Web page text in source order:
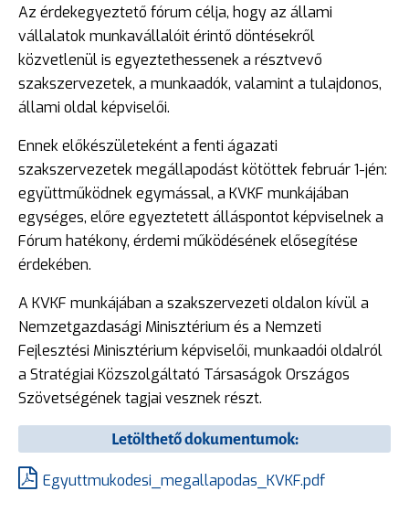
Az érdekegyeztető fórum célja, hogy az állami
vállalatok munkavállalóit érintő döntésekről
közvetlenül is egyeztethessenek a résztvevő
szakszervezetek, a munkaadók, valamint a tulajdonos,
állami oldal képviselői.
Ennek előkészületeként a fenti ágazati
szakszervezetek megállapodást kötöttek február 1-jén:
együttműködnek egymással, a KVKF munkájában
egységes, előre egyeztetett álláspontot képviselnek a
Fórum hatékony, érdemi működésének elősegítése
érdekében.
A KVKF munkájában a szakszervezeti oldalon kívül a
Nemzetgazdasági Minisztérium és a Nemzeti
Fejlesztési Minisztérium képviselői, munkaadói oldalról
a Stratégiai Közszolgáltató Társaságok Országos
Szövetségének tagjai vesznek részt.
Letölthető dokumentumok:
Egyuttmukodesi_megallapodas_KVKF.pdf